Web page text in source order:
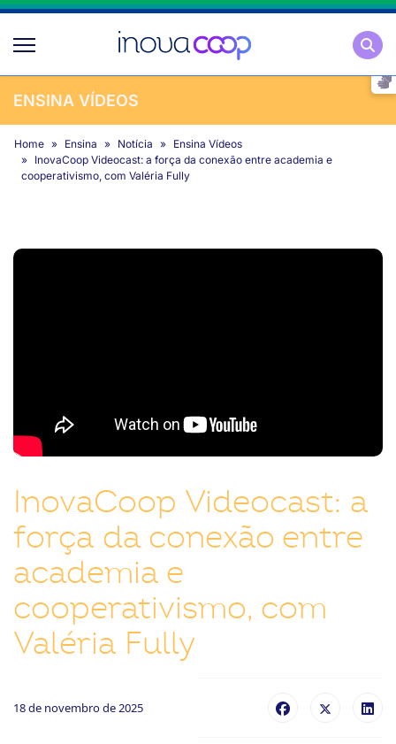
ENSINA VÍDEOS
Home Ensina Notícia
Ensina Vídeos
InovaCoop Videocast: a força da conexão entre academia e
cooperativismo, com Valéria Fully
InovaCoop Videocast: a
força da conexão entre
academia e
cooperativismo, com
Valéria Fully
18 de novembro de 2025